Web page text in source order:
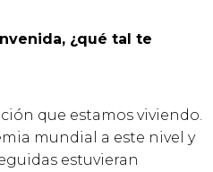
¿qué tal te
que estamos viviendo.
mundial a este nivel y
estuvieran